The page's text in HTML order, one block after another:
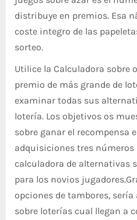
distribuye en premios. Esa
coste integro de las
sorteo.
Utilice la Calculadora sobre
premio de más grande de
examinar todas sus
lotería. Los objetivos os
sobre ganar el recompensa
adquisiciones tres números
calculadora de alternativas
para los novios
opciones de tambores,
sobre loterías cual llegan a